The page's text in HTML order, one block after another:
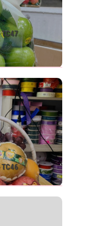
TC47
TC46